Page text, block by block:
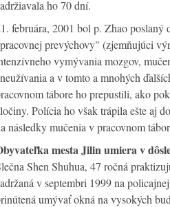
ho 70 dní.
februára, 2001 bol p. Zhao
prevýchovy" (zjemňujúci
vymývania mozgov,
a v tomto a mnohých
tábore ho prepustili, ako
Polícia ho však trápila ešte aj
následky mučenia v pracovnom
mesta Jilin umiera v
Shen Shuhua, 47 ročná
v septembri 1999 na
umývať okná na vysokých